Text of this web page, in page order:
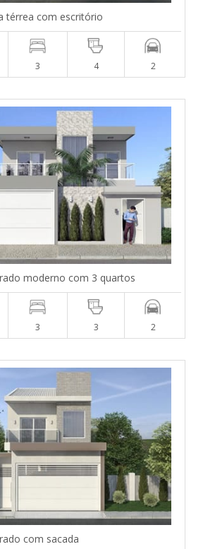
térrea com escritório
3 4 2
moderno com 3 quartos
3 3 2
com sacada